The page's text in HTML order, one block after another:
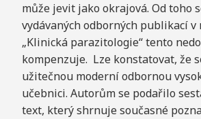
může jevit jako okrajová. Od toho
vydávaných odborných publikací
„Klinická parazitologie“ tento
kompenzuje. Lze konstatovat, že
užitečnou moderní odbornou
učebnici. Autorům se podařilo
text, který shrnuje současné